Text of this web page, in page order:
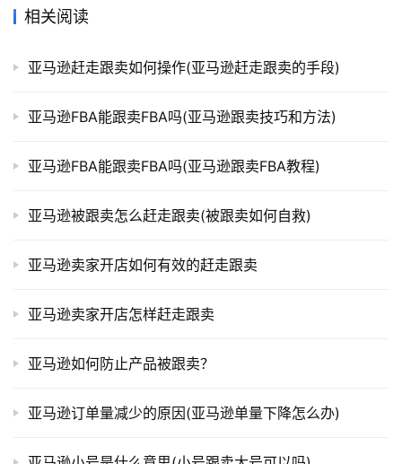
相关阅读
亚马逊赶走跟卖如何操作(亚马逊赶走跟卖的手段)
亚马逊FBA能跟卖FBA吗(亚马逊跟卖技巧和方法)
亚马逊FBA能跟卖FBA吗(亚马逊跟卖FBA教程)
亚马逊被跟卖怎么赶走跟卖(被跟卖如何自救)
亚马逊卖家开店如何有效的赶走跟卖
亚马逊卖家开店怎样赶走跟卖
亚马逊如何防止产品被跟卖？
亚马逊订单量减少的原因(亚马逊单量下降怎么办)